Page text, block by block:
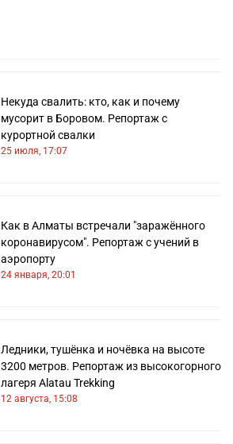
Некуда свалить: кто, как и почему
мусорит в Боровом. Репортаж с
курортной свалки
25 июля, 17:07
Как в Алматы встречали "заражённого
коронавирусом". Репортаж с учений в
аэропорту
24 января, 20:01
Ледники, тушёнка и ночёвка на высоте
3200 метров. Репортаж из высокогорного
лагеря Alatau Trekking
12 августа, 15:08